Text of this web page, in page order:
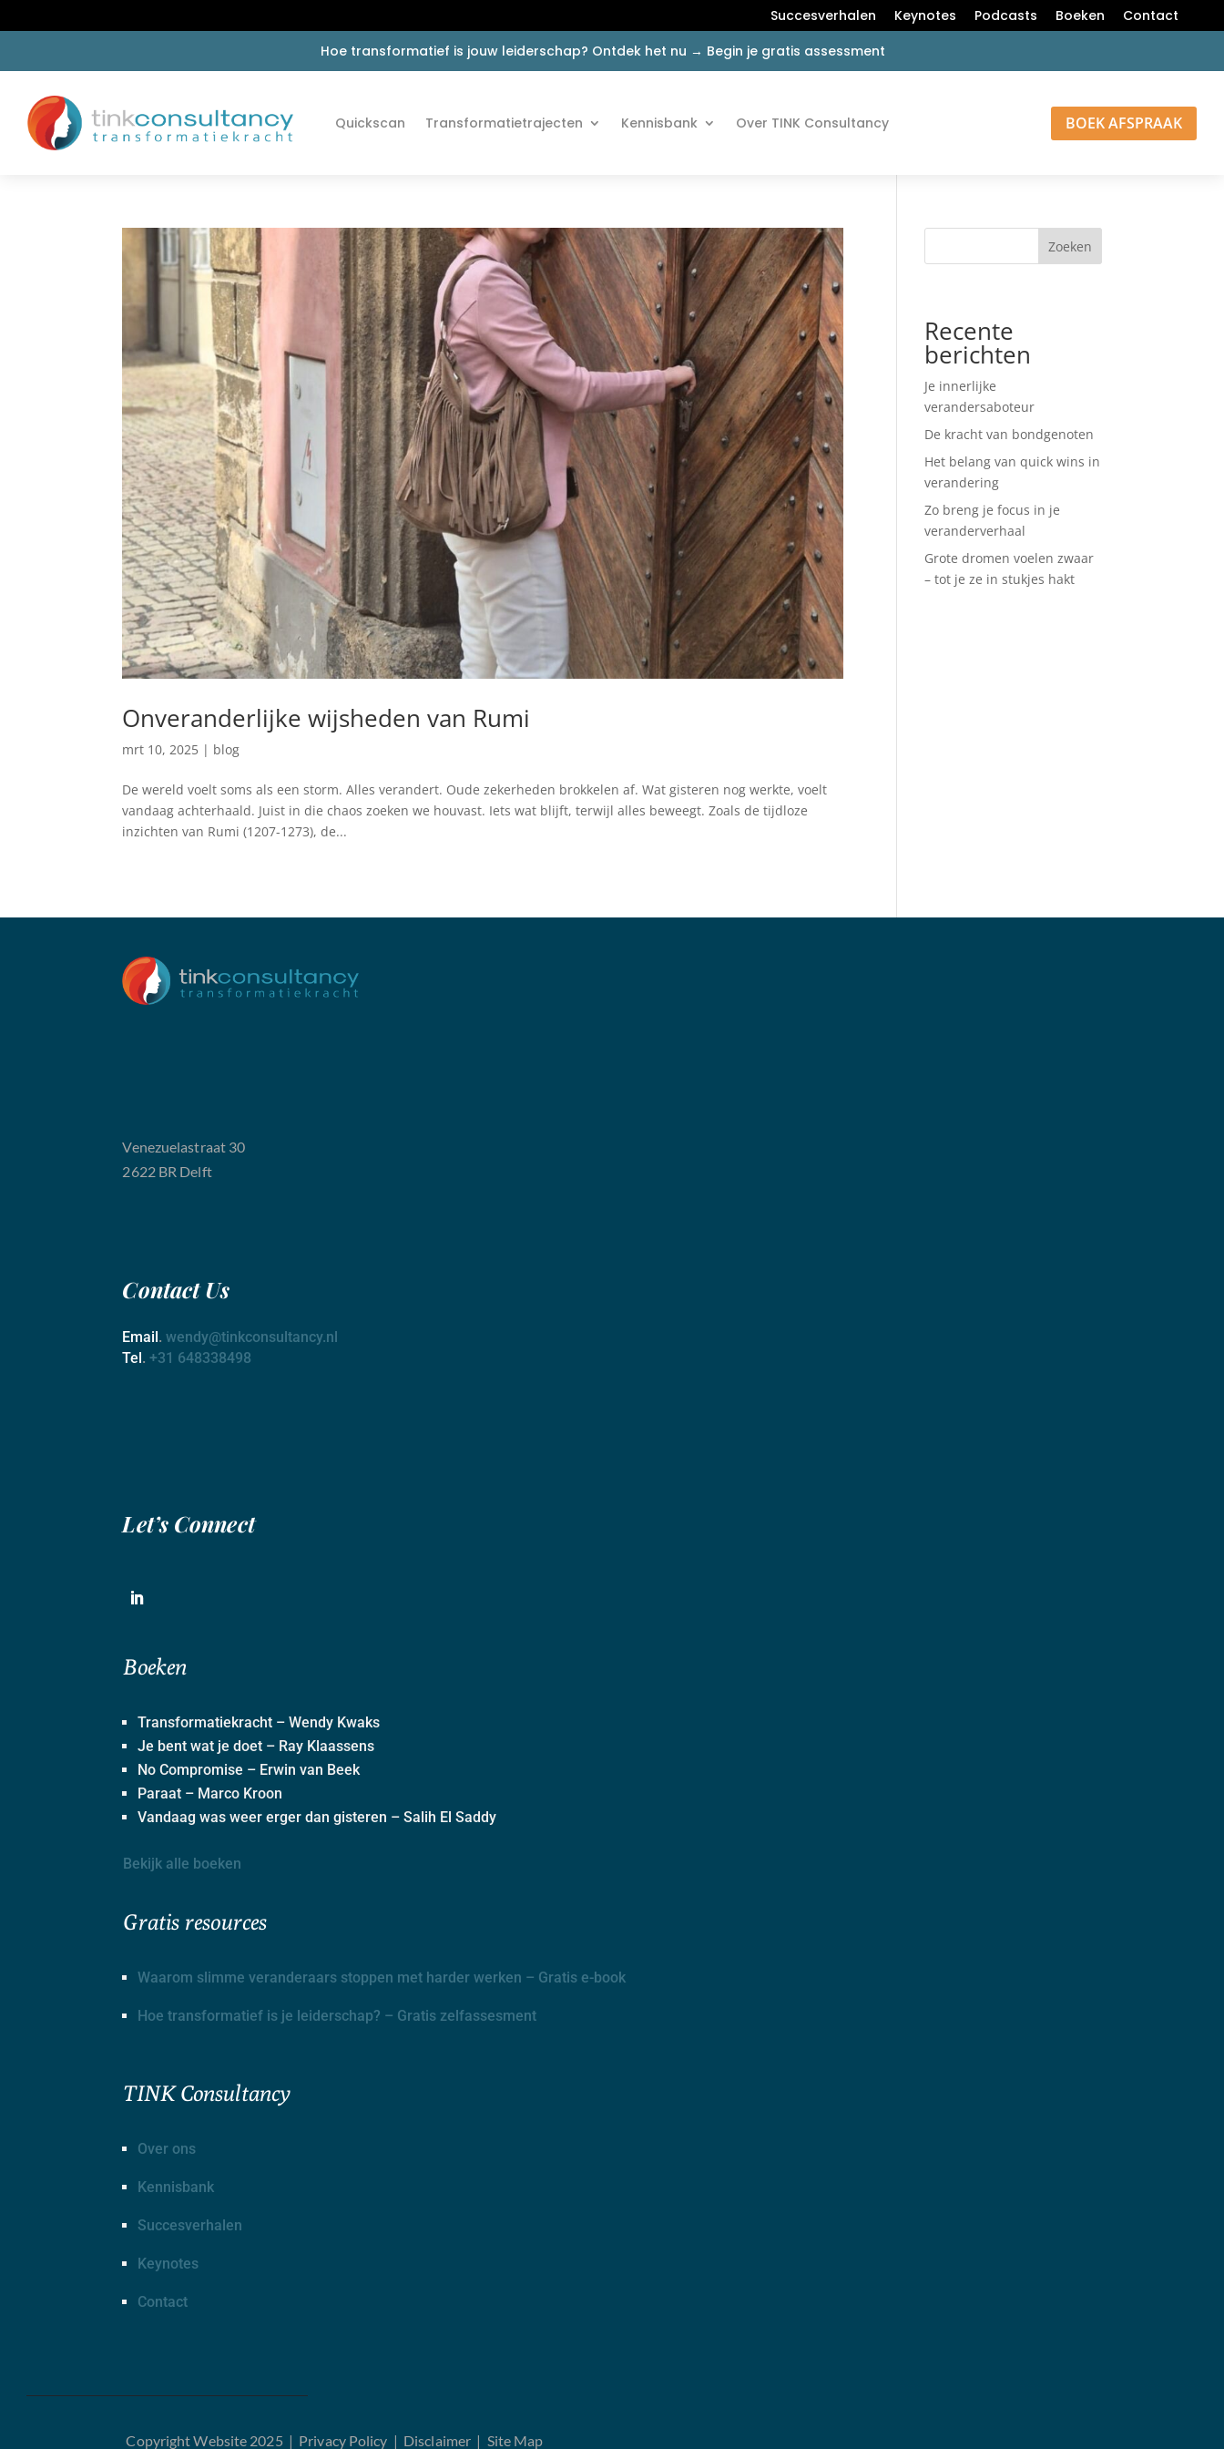
Succesverhalen Keynotes Podcasts Boeken
Contact
Hoe transformatief is jouw leiderschap? Ontdek het nu → Begin je gratis assessment
Quickscan Transformatietrajecten Kennisbank Over TINK Consultancy BOEK AFSPRAAK
Onveranderlijke wijsheden van Rumi
mrt 10, 2025 | blog
De wereld voelt soms als een storm. Alles verandert. Oude zekerheden brokkelen af. Wat gisteren nog werkte, voelt
vandaag achterhaald. Juist in die chaos zoeken we houvast. Iets wat blijft, terwijl alles beweegt. Zoals de tijdloze
inzichten van Rumi (1207-1273), de...
Zoeken
Recente
berichten
Je innerlijke
verandersaboteur
De kracht van bondgenoten
Het belang van quick wins in
verandering
Zo breng je focus in je
veranderverhaal
Grote dromen voelen zwaar
– tot je ze in stukjes hakt
Venezuelastraat 30
2622 BR Delft
ContactUs
Email .wendy@tinkconsultancy.nl
Tel .+31 648338498
Let’s Connect
Boeken
Transformatiekracht – Wendy Kwaks
Je bent wat je doet – Ray Klaassens
No Compromise – Erwin van Beek
Paraat – Marco Kroon
Vandaag was weer erger dan gisteren – Salih El Saddy
Bekijk alle boeken
Gratis resources
Waarom slimme veranderaars stoppen met harder werken – Gratis e-book
Hoe transformatief is je leiderschap? – Gratis zelfassesment
TINK Consultancy
Over ons
Kennisbank
Succesverhalen
Keynotes
Contact
Copyright Website 2025 | Privacy Policy | Disclaimer | Site Map